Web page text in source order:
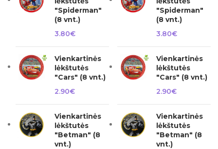
"Spiderman"
(8 vnt.)
3.80€
Vienkartinės
lėkštutės
"Cars" (8 vnt.)
2.90€
Vienkartinės
lėkštutės
"Betman" (8
vnt.)
"Spiderman"
(8 vnt.)
3.80€
Vienkartinės
lėkštutės
"Cars" (8 vnt.)
2.90€
Vienkartinės
lėkštutės
"Betman" (8
vnt.)